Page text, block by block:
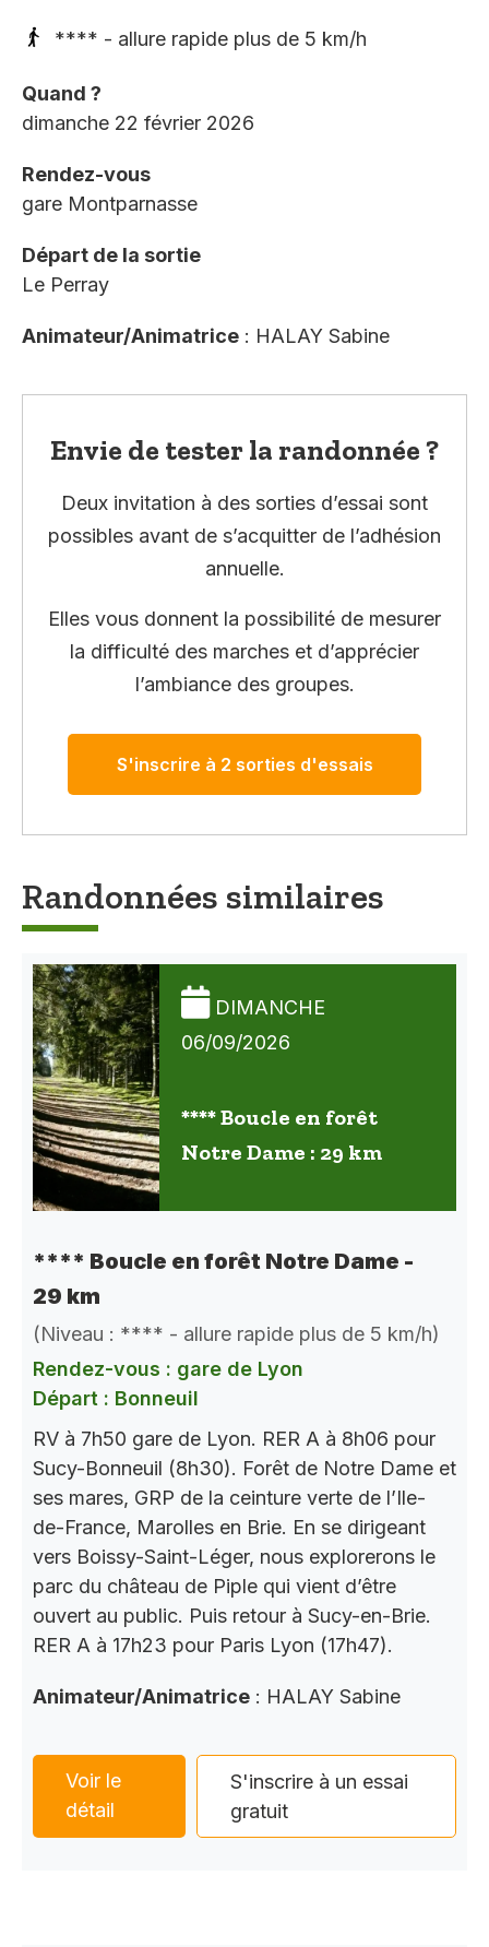
**** - allure rapide plus de 5 km/h
Quand ?
dimanche 22 février 2026
Rendez-vous
gare Montparnasse
Départ de la sortie
Le Perray
Animateur/Animatrice : HALAY Sabine
Envie de tester la randonnée ?
Deux invitation à des sorties d’essai sont
possibles avant de s’acquitter de l’adhésion
annuelle.
Elles vous donnent la possibilité de mesurer
la difficulté des marches et d’apprécier
l’ambiance des groupes.
S'inscrire à 2 sorties d'essais
Randonnées similaires
DIMANCHE
06/09/2026
**** Boucle en forêt
Notre Dame : 29 km
**** Boucle en forêt Notre Dame -
29 km
(Niveau : **** - allure rapide plus de 5 km/h)
Rendez-vous : gare de Lyon
Départ : Bonneuil
RV à 7h50 gare de Lyon. RER A à 8h06 pour
Sucy-Bonneuil (8h30). Forêt de Notre Dame et
ses mares, GRP de la ceinture verte de l’Ile-
de-France, Marolles en Brie. En se dirigeant
vers Boissy-Saint-Léger, nous explorerons le
parc du château de Piple qui vient d’être
ouvert au public. Puis retour à Sucy-en-Brie.
RER A à 17h23 pour Paris Lyon (17h47).
Animateur/Animatrice : HALAY Sabine
Voir le
détail
S'inscrire à un essai
gratuit